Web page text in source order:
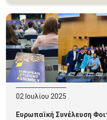
02 Ιουλίου 2025
Ευρωπαϊκή Συνέλευση